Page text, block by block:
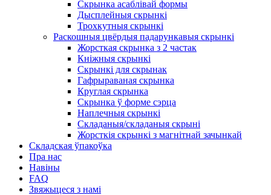
Скрынка асаблівай формы
Дысплейныя скрынкі
Трохкутныя скрынкі
Раскошныя цвёрдыя падарункавыя скрынкі
Жорсткая скрынка з 2 частак
Кніжныя скрынкі
Скрынкі для скрынак
Гафрыраваная скрынка
Круглая скрынка
Скрынка ў форме сэрца
Наплечныя скрынкі
Складаныя/складаныя скрыні
Жорсткія скрынкі з магнітнай зачынкай
Складская ўпакоўка
Пра нас
Навіны
FAQ
Звяжыцеся з намі